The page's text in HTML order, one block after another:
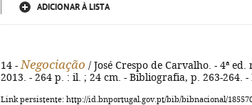
ADICIONAR À LISTA
14 - Negociação / José Crespo de Carvalho. - 4ª
2013. - 264 p. : il. ; 24 cm. - Bibliografia, p. 263-264. -
Link persistente: http://id.bnportugal.gov.pt/bib/bibnacional/